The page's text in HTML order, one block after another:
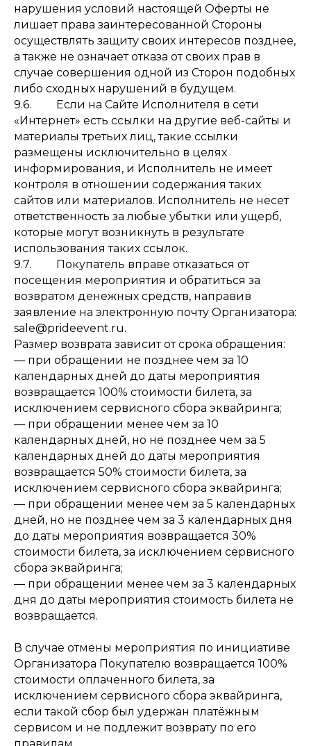
нарушения условий настоящей Оферты не
лишает права заинтересованной Стороны
осуществлять защиту своих интересов позднее,
а также не означает отказа от своих прав в
случае совершения одной из Сторон подобных
либо сходных нарушений в будущем.
9.6. Если на Сайте Исполнителя в сети
«Интернет» есть ссылки на другие веб-сайты и
материалы третьих лиц, такие ссылки
размещены исключительно в целях
информирования, и Исполнитель не имеет
контроля в отношении содержания таких
сайтов или материалов. Исполнитель не несет
ответственность за любые убытки или ущерб,
которые могут возникнуть в результате
использования таких ссылок.
9.7. Покупатель вправе отказаться от
посещения мероприятия и обратиться за
возвратом денежных средств, направив
заявление на электронную почту Организатора:
sale@prideevent.ru.
Размер возврата зависит от срока обращения:
— при обращении не позднее чем за 10
календарных дней до даты мероприятия
возвращается 100% стоимости билета, за
исключением сервисного сбора эквайринга;
— при обращении менее чем за 10
календарных дней, но не позднее чем за 5
календарных дней до даты мероприятия
возвращается 50% стоимости билета, за
исключением сервисного сбора эквайринга;
— при обращении менее чем за 5 календарных
дней, но не позднее чем за 3 календарных дня
до даты мероприятия возвращается 30%
стоимости билета, за исключением сервисного
сбора эквайринга;
— при обращении менее чем за 3 календарных
дня до даты мероприятия стоимость билета не
возвращается.
В случае отмены мероприятия по инициативе
Организатора Покупателю возвращается 100%
стоимости оплаченного билета, за
исключением сервисного сбора эквайринга,
если такой сбор был удержан платёжным
сервисом и не подлежит возврату по его